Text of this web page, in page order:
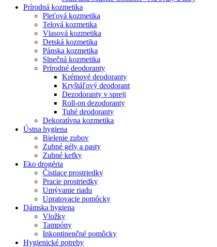
Prírodná kozmetika
Pleťová kozmetika
Telová kozmetika
Vlasová kozmetika
Detská kozmetika
Pánska kozmetika
Slnečná kozmetika
Prírodné deodoranty
Krémové deodoranty
Kryštáľový deodorant
Dezodoranty v spreji
Roll-on dezodoranty
Tuhé deodoranty
Dekoratívna kozmetika
Ústna hygiena
Bielenie zubov
Zubné gély a pasty
Zubné kefky
Eko drogéria
Čistiace prostriedky
Pracie prostriedky
Umývanie riadu
Upratovacie pomôcky
Dámska hygiena
Vložky
Tampóny
Inkontinenčné pomôcky
Hygienické potreby